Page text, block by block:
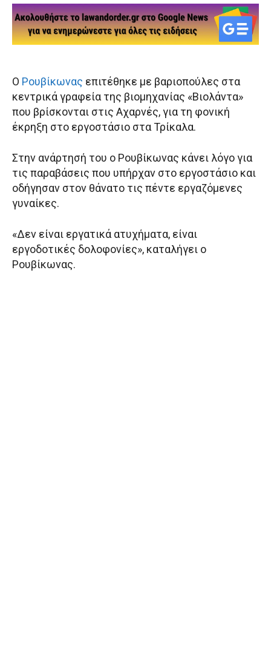
Ο Ρουβίκωνας επιτέθηκε με βαριοπούλες στα
κεντρικά γραφεία της βιομηχανίας «Βιολάντα»
που βρίσκονται στις Αχαρνές, για τη φονική
έκρηξη στο εργοστάσιο στα Τρίκαλα.
Στην ανάρτησή του ο Ρουβίκωνας κάνει λόγο για
τις παραβάσεις που υπήρχαν στο εργοστάσιο και
οδήγησαν στον θάνατο τις πέντε εργαζόμενες
γυναίκες.
«Δεν είναι εργατικά ατυχήματα, είναι
εργοδοτικές δολοφονίες», καταλήγει ο
Ρουβίκωνας.